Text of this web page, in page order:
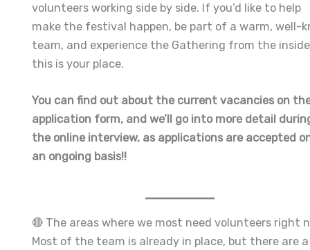
volunteers working side by side. If you’d like to help
make the festival happen, be part of a warm, well-
team, and experience the Gathering from the
this is your place.
You can find out about the current vacancies on
application form, and we’ll go into more detail
the online interview, as applications are accepted
an ongoing basis!!
🔴 The areas where we most need volunteers right
Most of the team is already in place, but there are a